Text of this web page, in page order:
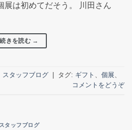
展は初めてだそう。 川田さん
続きを読む →
スタッフブログ タグ: ギフト 、 個展、
コメントをどうぞ
スタッフブログ